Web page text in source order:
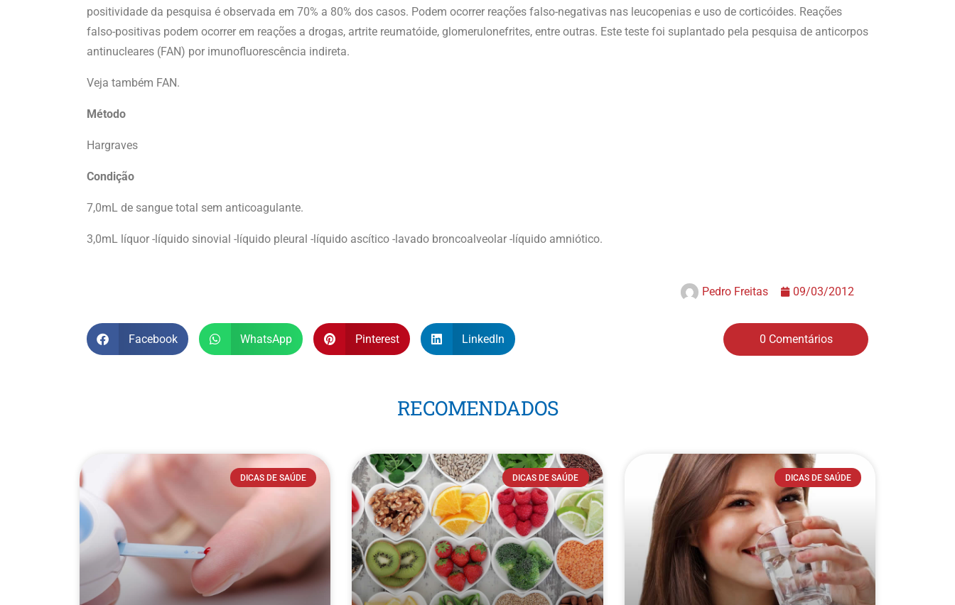
positividade da pesquisa é observada em 70% a 80% dos casos. Podem ocorrer reações falso-negativas nas leucopenias e uso de corticóides. Reações
falso-positivas podem ocorrer em reações a drogas, artrite reumatóide, glomerulonefrites, entre outras. Este teste foi suplantado pela pesquisa de anticorpos
antinucleares (FAN) por imunofluorescência indireta.
Veja também FAN.
Método
Hargraves
Condição
7,0mL de sangue total sem anticoagulante.
3,0mL líquor -líquido sinovial -líquido pleural -líquido ascítico -lavado broncoalveolar -líquido amniótico.
Pedro Freitas 09/03/2012
Facebook WhatsApp Pinterest LinkedIn 0 Comentários
RECOMENDADOS
DICAS DE SAÚDE DICAS DE SAÚDE DICAS DE SAÚDE